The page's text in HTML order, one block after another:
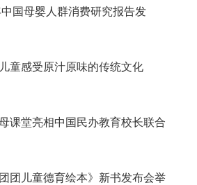
国母婴人群消费研究报告发
童感受原汁原味的传统文化
课堂亮相中国民办教育校长联合
团团儿童德育绘本》新书发布会举